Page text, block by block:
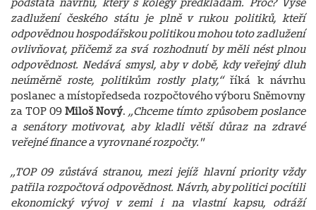
podstata návrhu, který s kolegy předkládám. Proč? Výše
zadlužení českého státu je plně v rukou politiků, kteří
odpovědnou hospodářskou politikou mohou toto zadlužení
ovlivňovat, přičemž za svá rozhodnutí by měli nést plnou
odpovědnost. Nedává smysl, aby v době, kdy veřejný dluh
neúměrně roste, politikům rostly platy,“říká k návrhu
poslanec a místopředseda rozpočtového výboru Sněmovny
za TOP 09Miloš Nový. „Chceme tímto způsobem poslance
a senátory motivovat, aby kladli větší důraz na zdravé
veřejné finance a vyrovnané rozpočty."
„TOP 09 zůstává stranou, mezi jejíž hlavní priority vždy
patřila rozpočtová odpovědnost. Návrh, aby politici pocítili
ekonomický vývoj v zemi i na vlastní kapsu, odráží